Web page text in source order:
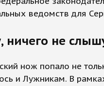
ведомств для
ничего не
нож попало не
и Лужникам. В